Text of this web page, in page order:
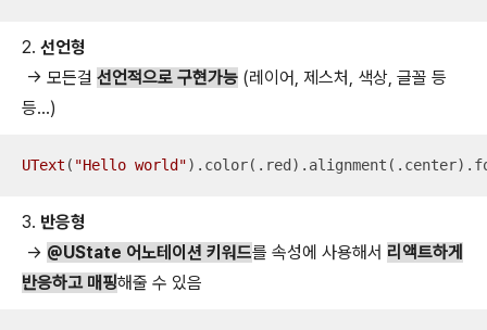
2. 선언형
-> 모든걸 선언적으로 구현가능 (레이어, 제스처, 색상, 글꼴 등
등…)
UText ( "Hello world"
3. 반응형
-> @UState 어노테이션 키워드를 속성에 사용해서 리액트하게
반응하고 매핑해줄 수 있음